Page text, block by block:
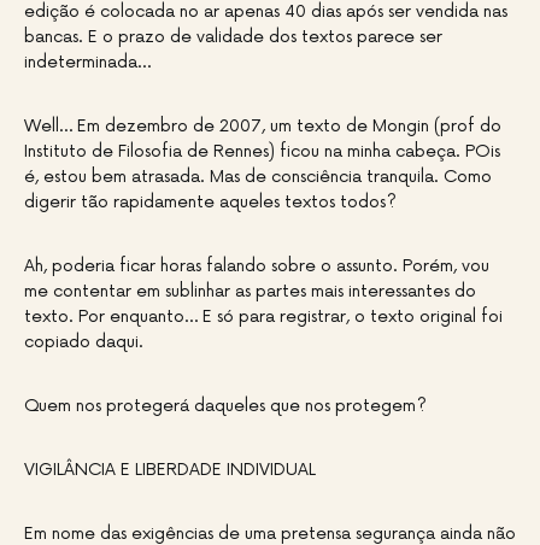
edição é colocada no ar apenas 40 dias após ser vendida nas
bancas. E o prazo de validade dos textos parece ser
indeterminada…
Well… Em dezembro de 2007, um texto de Mongin (prof do
Instituto de Filosofia de Rennes) ficou na minha cabeça. POis
é, estou bem atrasada. Mas de consciência tranquila. Como
digerir tão rapidamente aqueles textos todos?
Ah, poderia ficar horas falando sobre o assunto. Porém, vou
me contentar em sublinhar as partes mais interessantes do
texto. Por enquanto… E só para registrar, o texto original foi
copiado daqui.
Quem nos protegerá daqueles que nos protegem?
VIGILÂNCIA E LIBERDADE INDIVIDUAL
Em nome das exigências de uma pretensa segurança ainda não